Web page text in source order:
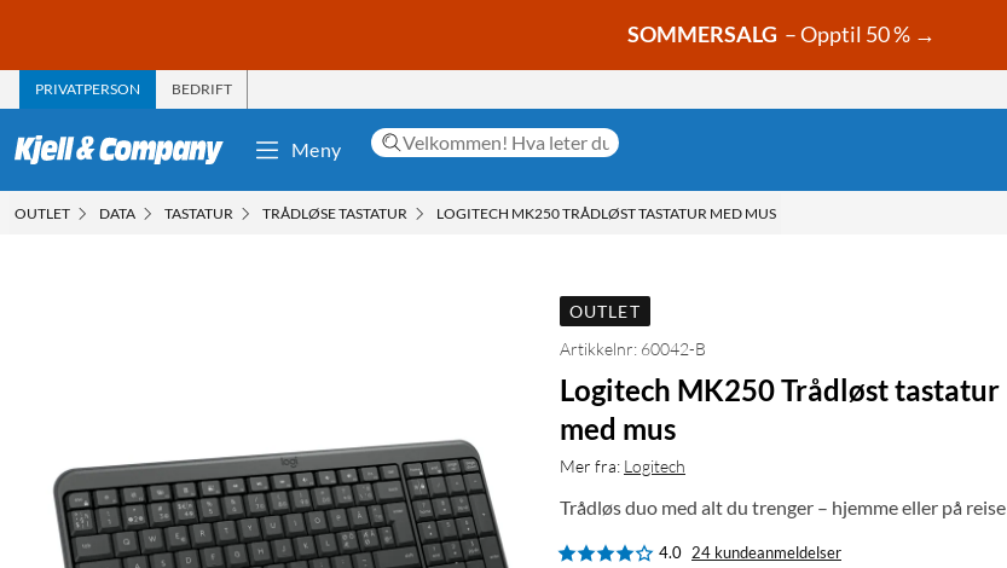
SOMMERSALG – Opptil 50 % →
PRIVATPERSON BEDRIFT
Meny
OUTLET DATA TASTATUR TRÅDLØSE TASTATUR LOGITECH MK250 TRÅDLØST TASTATUR MED MUS
OUTLET
Artikkelnr: 60042-B
Logitech MK250 Trådløst tastatur
med mus
Mer fra: Logitech
Trådløs duo med alt du trenger – hjemme eller på reise
4.0 24 kundeanmeldelser